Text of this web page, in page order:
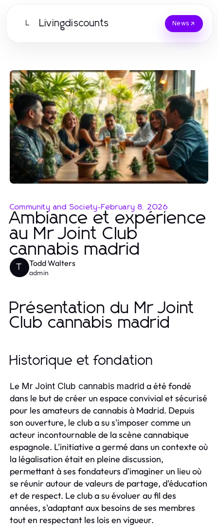
L Livingdiscounts News
Community and Society-February 8, 2026
Ambiance et expérience
au Mr Joint Club
cannabis madrid
T Todd Walters
admin
Présentation du Mr Joint
Club cannabis madrid
Historique et fondation
Le Mr Joint Club cannabis madrid a été fondé
dans le but de créer un espace convivial et sécurisé
pour les amateurs de cannabis à Madrid. Depuis
son ouverture, le club a su s'imposer comme un
acteur incontournable de la scène cannabique
espagnole. L'initiative a germé dans un contexte où
la légalisation était en pleine discussion,
permettant à ses fondateurs d'imaginer un lieu où
se réunir autour de valeurs de partage, d'éducation
et de respect. Le club a su évoluer au fil des
années, s'adaptant aux besoins de ses membres
tout en respectant les lois en vigueur.